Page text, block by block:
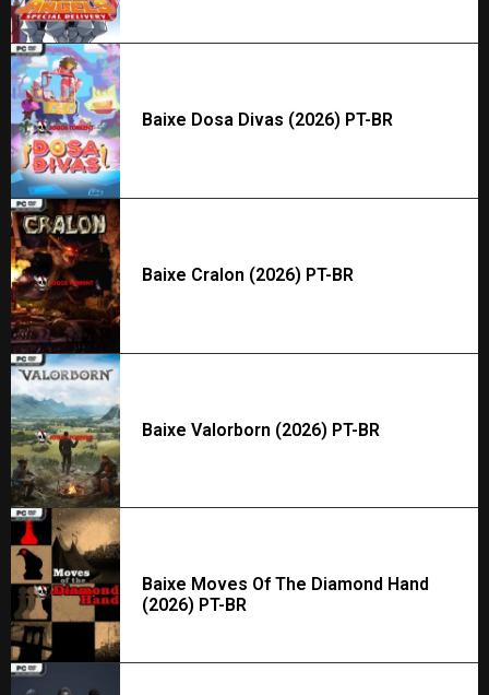
Baixe Dosa Divas (2026) PT-BR
Baixe Cralon (2026) PT-BR
Baixe Valorborn (2026) PT-BR
Baixe Moves Of The Diamond Hand
(2026) PT-BR